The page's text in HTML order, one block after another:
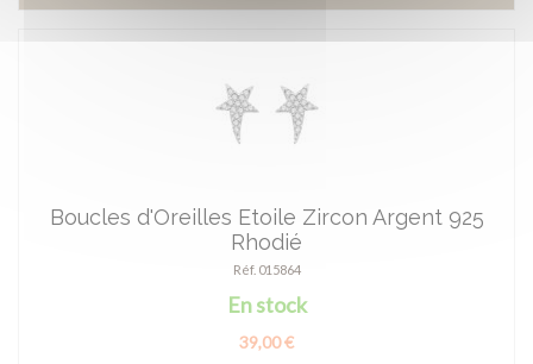
Boucles d'Oreilles Etoile Zircon Argent 925
Rhodié
Réf. 015864
En stock
39,00 €